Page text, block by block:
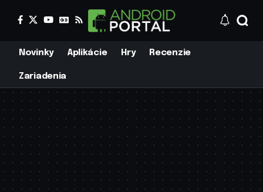
Novinky Aplikácie Hry Recenzie
Zariadenia